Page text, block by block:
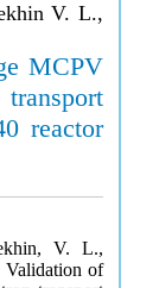
V. L.,
MCPV
reactor
V. L.,
of